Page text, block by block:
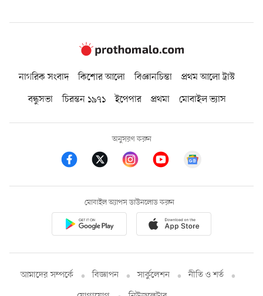
নাগরিক সংবাদ কিশোর আলো বিজ্ঞানচিন্তা
প্রথম আলো ট্রাস্ট
বন্ধুসভা
চিরন্তন ১৯৭১ ইপেপার প্রথমা মোবাইল ভ্যাস
অনুসরণ করুন
মোবাইল অ্যাপস ডাউনলোড করুন
আমাদের সম্পর্কে বিজ্ঞাপন সার্কুলেশন
নীতি ও শর্ত